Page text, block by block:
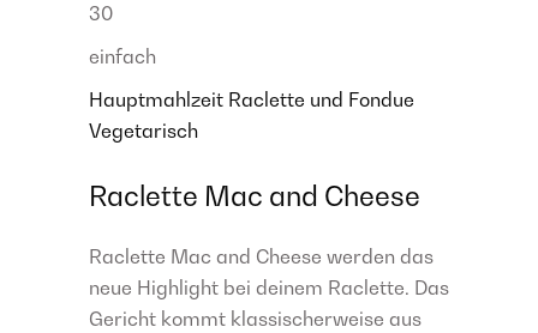
30
einfach
Hauptmahlzeit Raclette und Fondue
Vegetarisch
Raclette Mac and Cheese
Raclette Mac and Cheese werden das
neue Highlight bei deinem Raclette. Das
Gericht kommt klassischerweise aus